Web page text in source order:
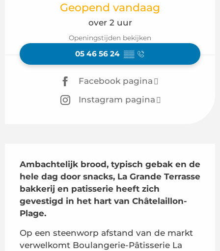
Geopend vandaag
over 2 uur
Openingstijden bekijken
05 46 56 24 ▒▒
Facebook pagina
Instagram pagina
Ambachtelijk brood, typisch gebak en de
hele dag door snacks, La Grande Terrasse
bakkerij en patisserie heeft zich
gevestigd in het hart van Châtelaillon-
Plage.
Op een steenworp afstand van de markt
verwelkomt Boulangerie-Pâtisserie La